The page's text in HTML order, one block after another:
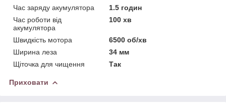
Час заряду акумулятора
1.5 годин
Час роботи від
акумулятора
100 хв
Швидкість мотора
6500 об/хв
Ширина леза
34 мм
Щіточка для чищення
Так
Приховати